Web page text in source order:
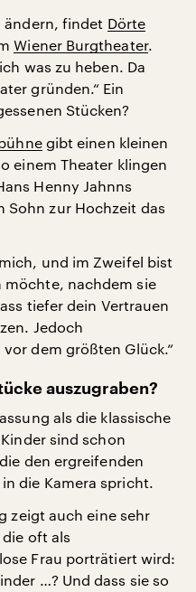
ändern, findet Dörte
Wiener Burgtheater.
was zu heben. Da
gründen.“ Ein
Stücken?
gibt einen kleinen
einem Theater klingen
Henny Jahnns
Sohn zur Hochzeit das
und im Zweifel bist
möchte, nachdem sie
tiefer dein Vertrauen
Jedoch
dem größten Glück.“
auszugraben?
als die klassische
Kinder sind schon
den ergreifenden
die Kamera spricht.
zeigt auch eine sehr
oft als
Frau porträtiert wird:
…? Und dass sie so